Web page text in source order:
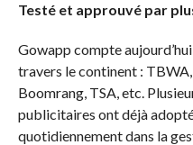
Testé et approuvé par
Gowapp compte
travers le continent :
Boomrang, TSA, etc.
publicitaires ont déjà
quotidiennement dans la